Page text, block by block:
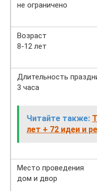
не ограничено
Возраст
8-12 лет
Длительность
3 часа
Читайте также:
лет + 72 идеи и
Место проведения
дом и двор